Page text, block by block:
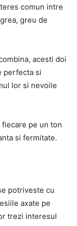
comun intre
greu de
acesti doi
perfecta si
lor si nevoile
pe un ton
si fermitate.
potriveste cu
axate pe
trezi interesul